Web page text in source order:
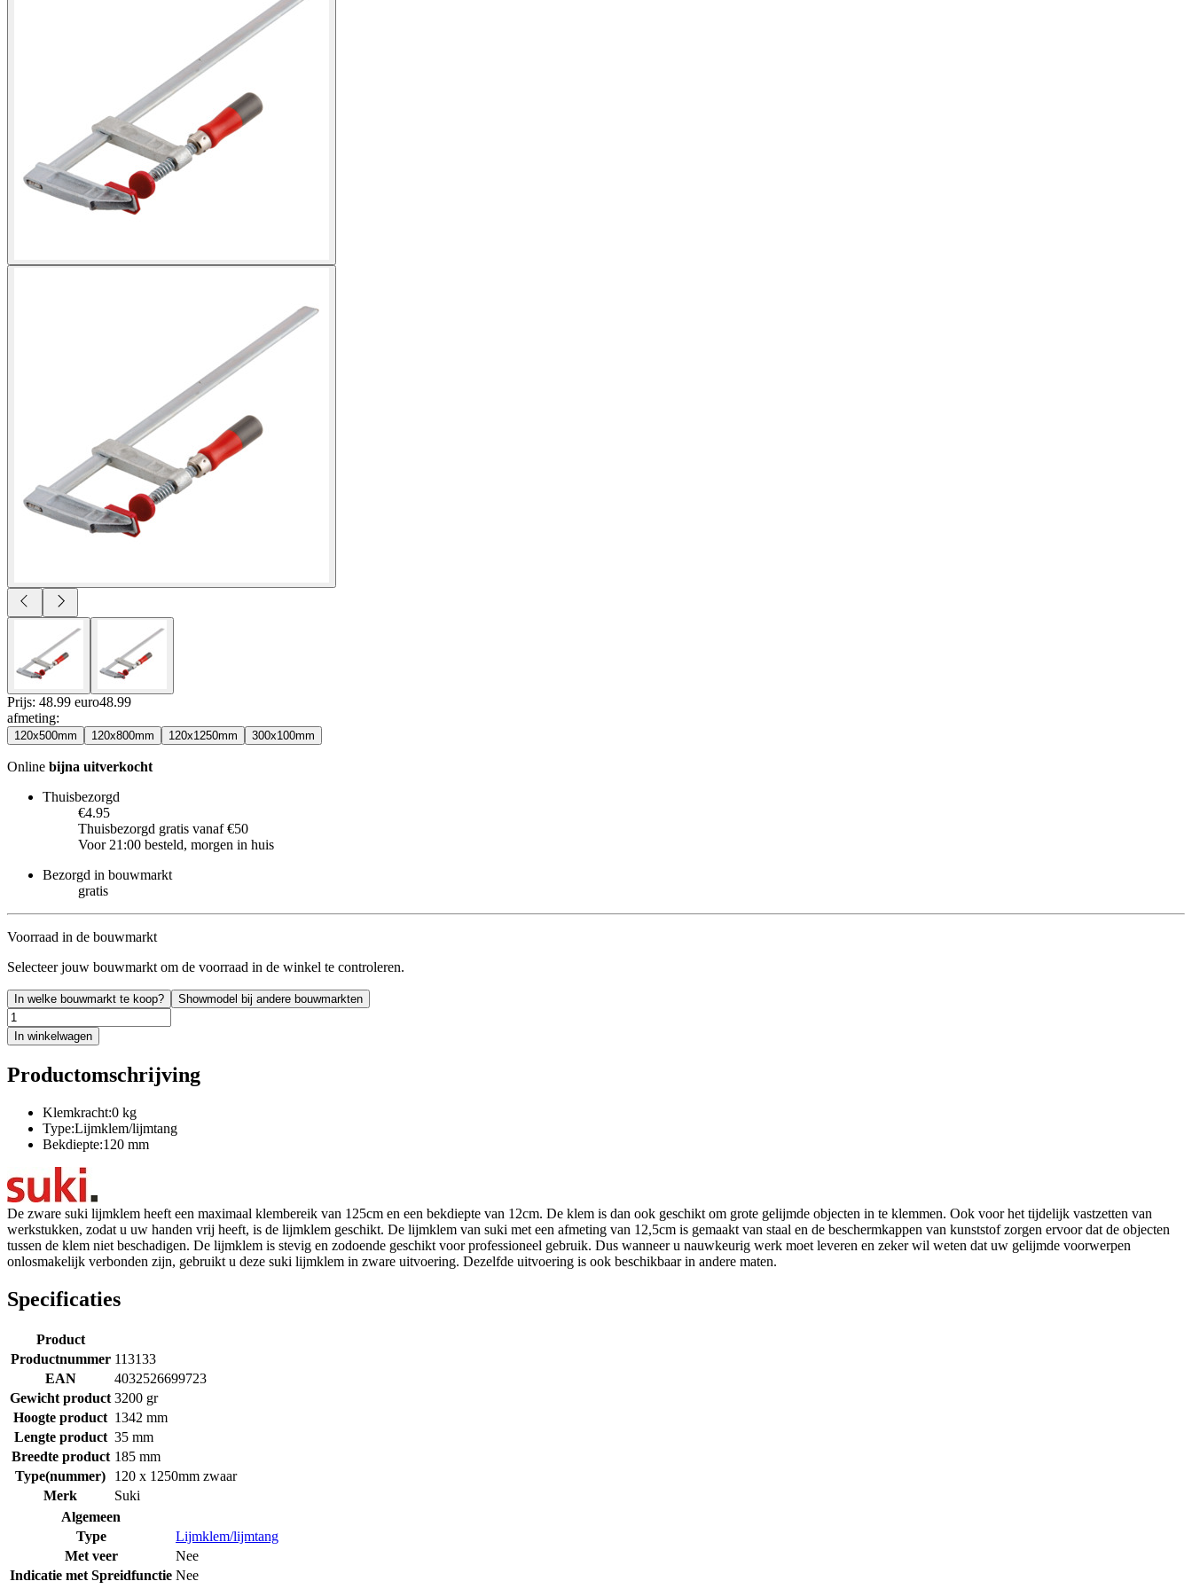
Prijs: 48.99 euro48.99
afmeting:
120x500mm 120x800mm 120x1250mm 300x100mm
Online bijna uitverkocht
Thuisbezorgd
€4.95
Thuisbezorgd gratis vanaf €50
Voor 21:00 besteld, morgen in huis
Bezorgd in bouwmarkt
gratis
Voorraad in de bouwmarkt
Selecteer jouw bouwmarkt om de voorraad in de winkel te controleren.
In welke bouwmarkt te koop? Showmodel bij andere bouwmarkten
In winkelwagen
Productomschrijving
Klemkracht:0 kg
Type:Lijmklem/lijmtang
Bekdiepte:120 mm
De zware suki lijmklem heeft een maximaal klembereik van 125cm en een bekdiepte van 12cm. De klem is dan ook geschikt om grote gelijmde objecten in te klemmen. Ook voor het tijdelijk vastzetten van
werkstukken, zodat u uw handen vrij heeft, is de lijmklem geschikt. De lijmklem van suki met een afmeting van 12,5cm is gemaakt van staal en de beschermkappen van kunststof zorgen ervoor dat de objecten
tussen de klem niet beschadigen. De lijmklem is stevig en zodoende geschikt voor professioneel gebruik. Dus wanneer u nauwkeurig werk moet leveren en zeker wil weten dat uw gelijmde voorwerpen
onlosmakelijk verbonden zijn, gebruikt u deze suki lijmklem in zware uitvoering. Dezelfde uitvoering is ook beschikbaar in andere maten.
Specificaties
Product
Productnummer 113133
EAN
4032526699723
Gewicht product 3200 gr
Hoogte product 1342 mm
Lengte product 35 mm
Breedte product 185 mm
Type(nummer)
120 x 1250mm zwaar
Merk
Suki
Algemeen
Type
Lijmklem/lijmtang
Met veer
Nee
Indicatie met Spreidfunctie Nee